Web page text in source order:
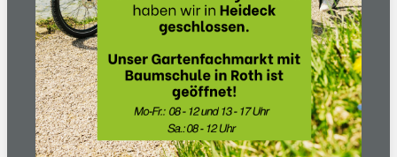
Bildergalerie überspringen